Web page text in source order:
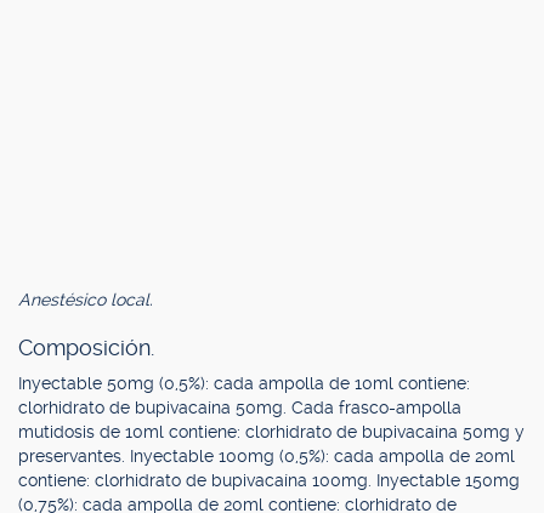
Anestésico local.
Composición.
Inyectable 50mg (0,5%): cada ampolla de 10ml contiene:
clorhidrato de bupivacaína 50mg. Cada frasco-ampolla
mutidosis de 10ml contiene: clorhidrato de bupivacaína 50mg y
preservantes. Inyectable 100mg (0,5%): cada ampolla de 20ml
contiene: clorhidrato de bupivacaína 100mg. Inyectable 150mg
(0,75%): cada ampolla de 20ml contiene: clorhidrato de